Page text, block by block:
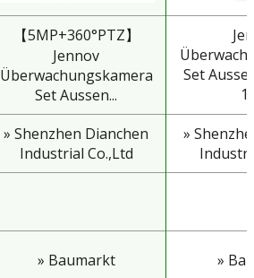
【5MP+360°PTZ】
Jennov
Überwachungskamera
Set Aussen...
Set
» Shenzhen Dianchen
Industrial Co.,Ltd
»
» Baumarkt »